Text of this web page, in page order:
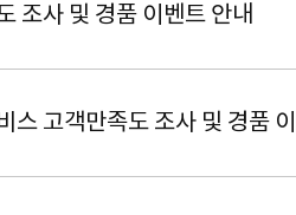
조사 및 경품 이벤트 안내
고객만족도 조사 및 경품